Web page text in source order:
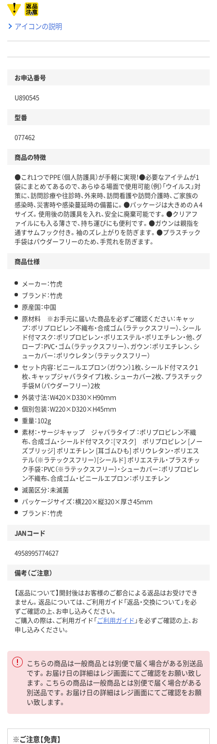
アイコンの説明
お申込番号
U890545
型番
077462
商品の特徴
●これ1つでPPE（個人防護具）が手軽に実現！●必要なアイテムが1
袋にまとめてあるので、あらゆる場面で使用可能（例）「ウイルス」対
策に、訪問診療や往診時、外来時、訪問看護や訪問介護時、ご家族の
感染時、災害時や感染蔓延時の備蓄に。●パッケージは大きめのＡ4
サイズ。使用後の防護具を入れ、安全に廃棄可能です。●クリアフ
ァイルにも入る薄さで、持ち運びにも便利です。●ガウンは親指を
通すサムフック付き。袖のズレ上がりを防ぎます。●プラスチック
手袋はパウダーフリーのため、手荒れを防ぎます。
商品仕様
メーカー：竹虎
ブランド：竹虎
原産国：中国
原材料 ※お手元に届いた商品を必ずご確認ください：キャッ
プ：ポリプロピレン不織布・合成ゴム（ラテックスフリー）、シール
ド付マスク：ポリプロピレン・ポリエステル・ポリエチレン・他、グ
ローブ：PVC・ゴム（ラテックスフリー）、ガウン：ポリエチレン、シ
ューカバー：ポリウレタン（ラテックスフリー）
セット内容：ビニールエプロン（ガウン）1枚、シールド付マスク1
枚、キャップジャバラタイプ1枚、シューカバー2枚、プラスチック
手袋Ｍ（パウダーフリー）2枚
外装寸法：W420×D330×H90ｍｍ
個別包装：W220×D320×H45ｍｍ
重量：102g
素材：・サージキャップ ジャバラタイプ ：ポリプロピレン不織
布、合成ゴム・シールド付マスク：[マスク] ポリプロピレン [ノー
ズブリッジ] ポリエチレン [耳ゴムひも] ポリウレタン・ポリエス
テル（※ラテックスフリー）[シールド] ポリエステル・プラスチッ
ク手袋：PVC（※ラテックスフリー）・シューカバー：ポリプロピレ
ン不織布、合成ゴム・ビニールエプロン：ポリエチレン
滅菌区分：未滅菌
パッケージサイズ：横220×縦320×厚さ45ｍｍ
ブランド：竹虎
JANコード
4958995774627
備考（ご注意）
【返品について】開封後はお客様のご都合による返品はお受けでき
ません。返品については、ご利用ガイド「返品・交換について」を必
ずご確認の上、お申し込みください。
ご購入の際は、ご利用ガイド「ご利用ガイド 」を必ずご確認の上、お
申し込みください。
こちらの商品は一般商品とは別便で届く場合がある別送品
です。お届け日の詳細はレジ画面にてご確認をお願い致し
ます。こちらの商品は一般商品とは別便で届く場合がある
別送品です。お届け日の詳細はレジ画面にてご確認をお願
い致します。
※ご注意【免責】